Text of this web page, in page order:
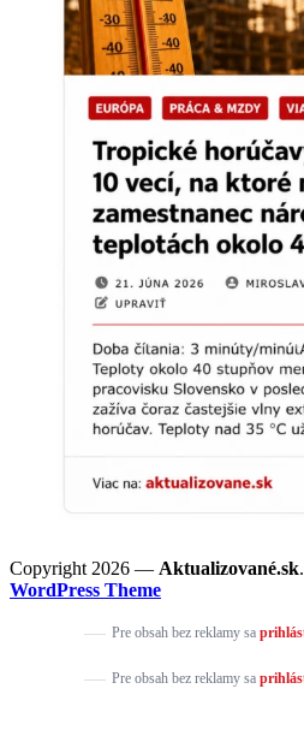
Copyright 2026 — Aktualizované.sk
WordPress Theme
Pre obsah bez reklamy sa